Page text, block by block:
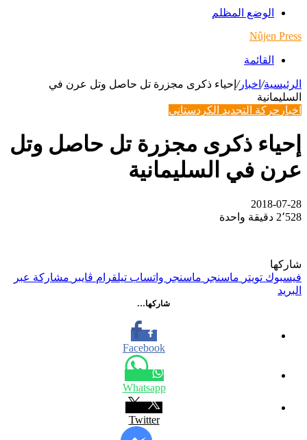
الوضع المظلم
Nûjen Press
القائمة
الرئيسية/ اخبار/ إحياء ذكرى مجزرة تل حاصل وتل عرن في
السليمانية
اخبار حركة التجديد الكردستاني
إحياء ذكرى مجزرة تل حاصل وتل
عرن في السليمانية
2018-07-28
2٬528 دقيقة واحدة
شاركها
فيسبوك تويتر ماسنجر ماسنجر واتساب تيلقرام ڤايبر مشاركة عبر
البريد
شاركها…
Facebook
Whatsapp
Twitter